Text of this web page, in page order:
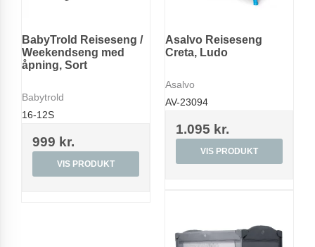
BabyTrold Reiseseng /
Weekendseng med
åpning, Sort
Babytrold
16-12S
999 kr.
VIS PRODUKT
Asalvo Reiseseng
Creta, Ludo
Asalvo
AV-23094
1.095 kr.
VIS PRODUKT